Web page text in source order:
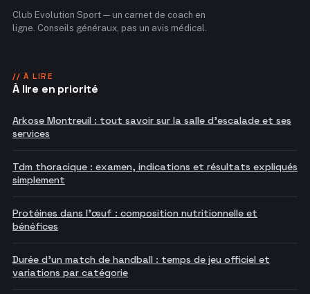
Club Evolution Sport — un carnet de coach en
ligne. Conseils généraux, pas un avis médical.
// À LIRE
À lire en priorité
Arkose Montreuil : tout savoir sur la salle d'escalade et ses
services
Tdm thoracique : examen, indications et résultats expliqués
simplement
Protéines dans l'œuf : composition nutritionnelle et
bénéfices
Durée d'un match de handball : temps de jeu officiel et
variations par catégorie